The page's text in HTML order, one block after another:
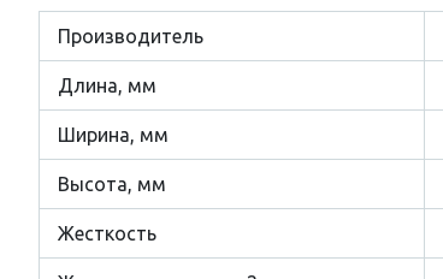
Производитель
Длина, мм
Ширина, мм
Высота, мм
Жесткость